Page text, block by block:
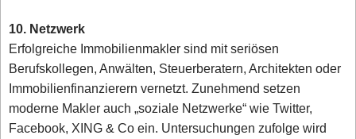
10. Netzwerk
Erfolgreiche Immobilienmakler sind mit seriösen
Berufskollegen, Anwälten, Steuerberatern, Architekten oder
Immobilienfinanzierern vernetzt. Zunehmend setzen
moderne Makler auch „soziale Netzwerke“ wie Twitter,
Facebook, XING & Co ein. Untersuchungen zufolge wird